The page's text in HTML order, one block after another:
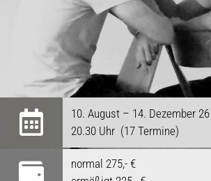
10. August – 14. Dezember
20.30 Uhr (17 Termine)
normal 275,- €